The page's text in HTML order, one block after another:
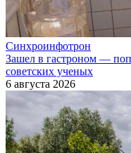
Синхроинфотрон
Зашел в гастроном —
советских ученых
6 августа 2026